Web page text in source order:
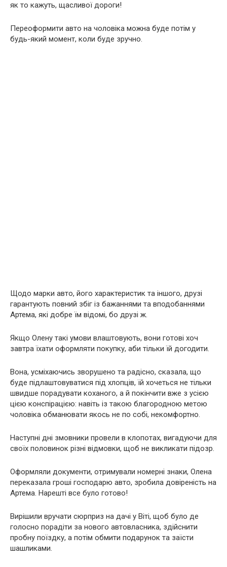
як то кажуть, щасливої дороги!
Переоформити авто на чоловіка можна буде потім у
будь-який момент, коли буде зручно.
Щодо марки авто, його характеристик та іншого, друзі
гарантують повний збіг із бажаннями та вподобаннями
Артема, які добре їм відомі, бо друзі ж.
Якщо Олену такі умови влаштовують, вони готові хоч
завтра їхати оформляти покупку, аби тільки їй догодити.
Вона, усміхаючись зворушено та радісно, сказала, що
буде підлаштовуватися під хлопців, їй хочеться не тільки
швидше порадувати коханого, а й покінчити вже з усією
цією конспірацією: навіть із такою благородною метою
чоловіка обманювати якось не по собі, некомфортно.
Наступні дні змовники провели в клопотах, вигадуючи для
своїх половинок різні відмовки, щоб не викликати підозр.
Оформляли документи, отримували номерні знаки, Олена
переказала гроші господарю авто, зробила довіреність на
Артема. Нарешті все було готово!
Вирішили вручати сюрприз на дачі у Віті, щоб було де
голосно порадіти за нового автовласника, здійснити
пробну поїздку, а потім обмити подарунок та заїсти
шашликами.